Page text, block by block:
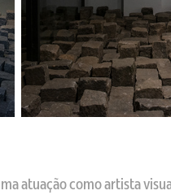
atuação como artista